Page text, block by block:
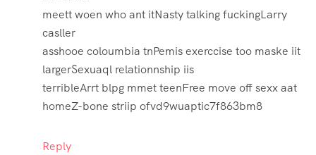
meett woen who ant itNasty talking fuckingLarry
casller
asshooe coloumbia tnPemis exerccise too maske iit
largerSexuaql relationnship iis
terribleArrt blpg mmet teenFree move off sexx aat
homeZ-bone striip ofvd9wuaptic7f863bm8
Reply